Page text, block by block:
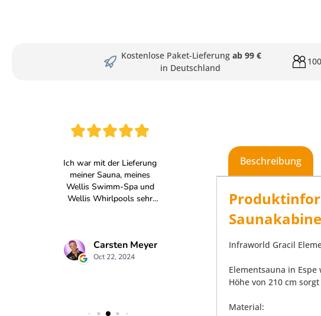
Kostenlose Paket-Lieferung ab 99 €
in Deutschland
Beschreibung
Infraworld Gracil
Elementsauna in
Höhe von 210 cm
Material: